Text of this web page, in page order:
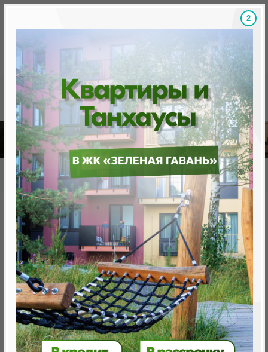
Скидки на новостройки, бонусы Готовые
Главная База новостроек Минска «Минск Мир»
18.4 «Сидней Люкс», квартал «Чемпионов»
18.4 «Сидней Люкс», квартал
«Чемпионов»
нет в продаже
Минск, Октябрьский, просп. Мира
метро «Ковальская Слобода», 566 м
1